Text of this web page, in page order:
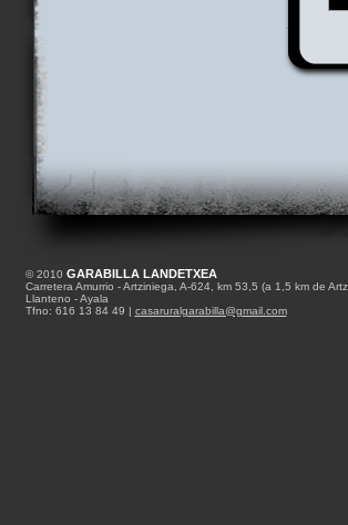
© 2010 GARABILLA LANDETXEA
Carretera Amurrio - Artziniega, A-624, km 53,5 (a 1,5 km de
Llanteno - Ayala
Tfno: 616 13 84 49 | casaruralgarabilla@gmail.com